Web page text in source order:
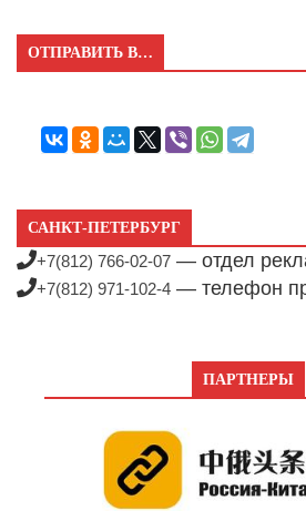
ОТПРАВИТЬ В…
САНКТ-ПЕТЕРБУРГ
+7(812) 766-02-07 — отдел
+7(812) 971-102-4 — телефон
ПАРТНЕРЫ